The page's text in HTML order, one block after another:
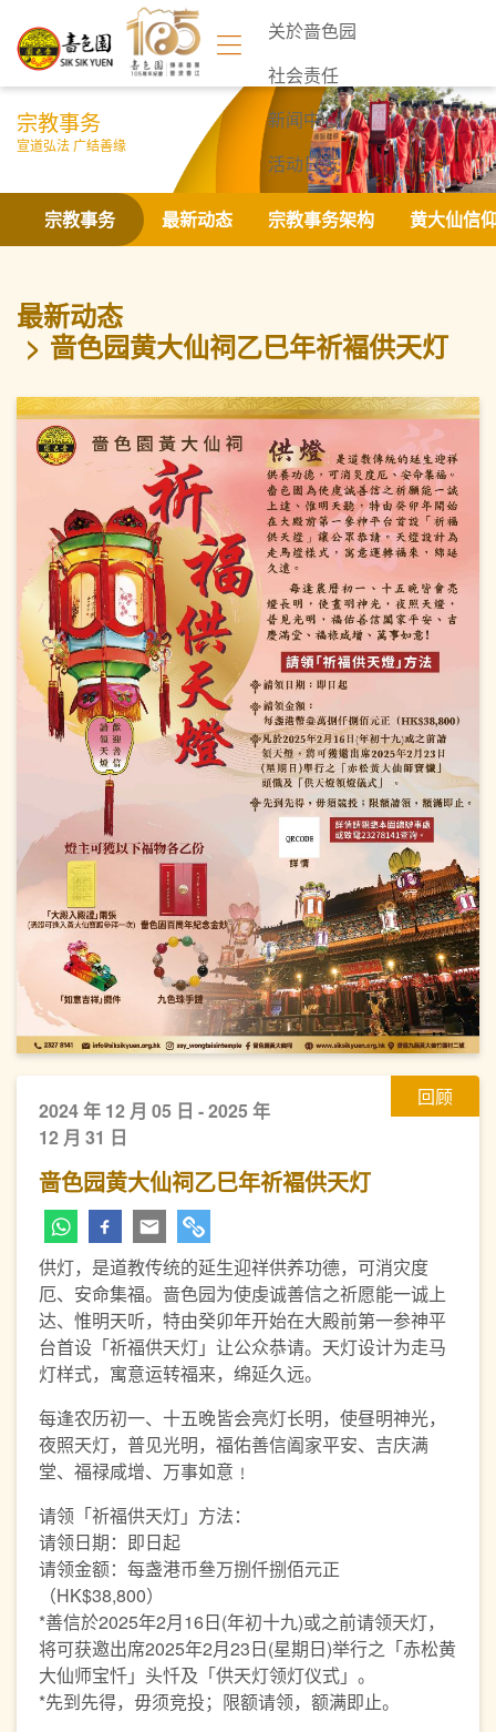
关於啬色园
社会责任
新闻中心
活动日志
联络我们
宗教事务
宣道弘法 广结善缘
宗教事务 最新动态 宗教事务架构 黄大仙信
最新动态
啬色园黄大仙祠乙巳年祈褔供天灯
回顾
2024 年 12 月 05 日 - 2025 年
12 月 31 日
啬色园黄大仙祠乙巳年祈褔供天灯
供灯，是道教传统的延生迎祥供养功德，可消灾度
厄、安命集福。啬色园为使虔诚善信之祈愿能一诚上
达、惟明天听，特由癸卯年开始在大殿前第一参神平
台首设「祈福供天灯」让公众恭请。天灯设计为走马
灯样式，寓意运转福来，绵延久远。
每逢农历初一、十五晚皆会亮灯长明，使昼明神光，
夜照天灯，普见光明，福佑善信阖家平安、吉庆满
堂、福禄咸增、万事如意﹗
请领「祈福供天灯」方法：
请领日期：即日起
请领金额：每盏港币叄万捌仟捌佰元正
（HK$38,800）
*善信於2025年2月16日(年初十九)或之前请领天灯，
将可获邀出席2025年2月23日(星期日)举行之「赤松黄
大仙师宝忏」头忏及「供天灯领灯仪式」。
*先到先得，毋须竞投；限额请领，额满即止。